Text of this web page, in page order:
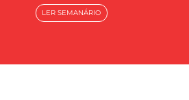
LER SEMANÁRIO